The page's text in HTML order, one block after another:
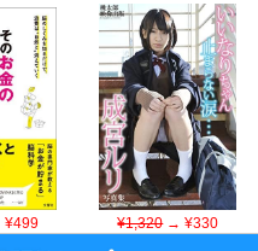
¥1,320→ ¥330